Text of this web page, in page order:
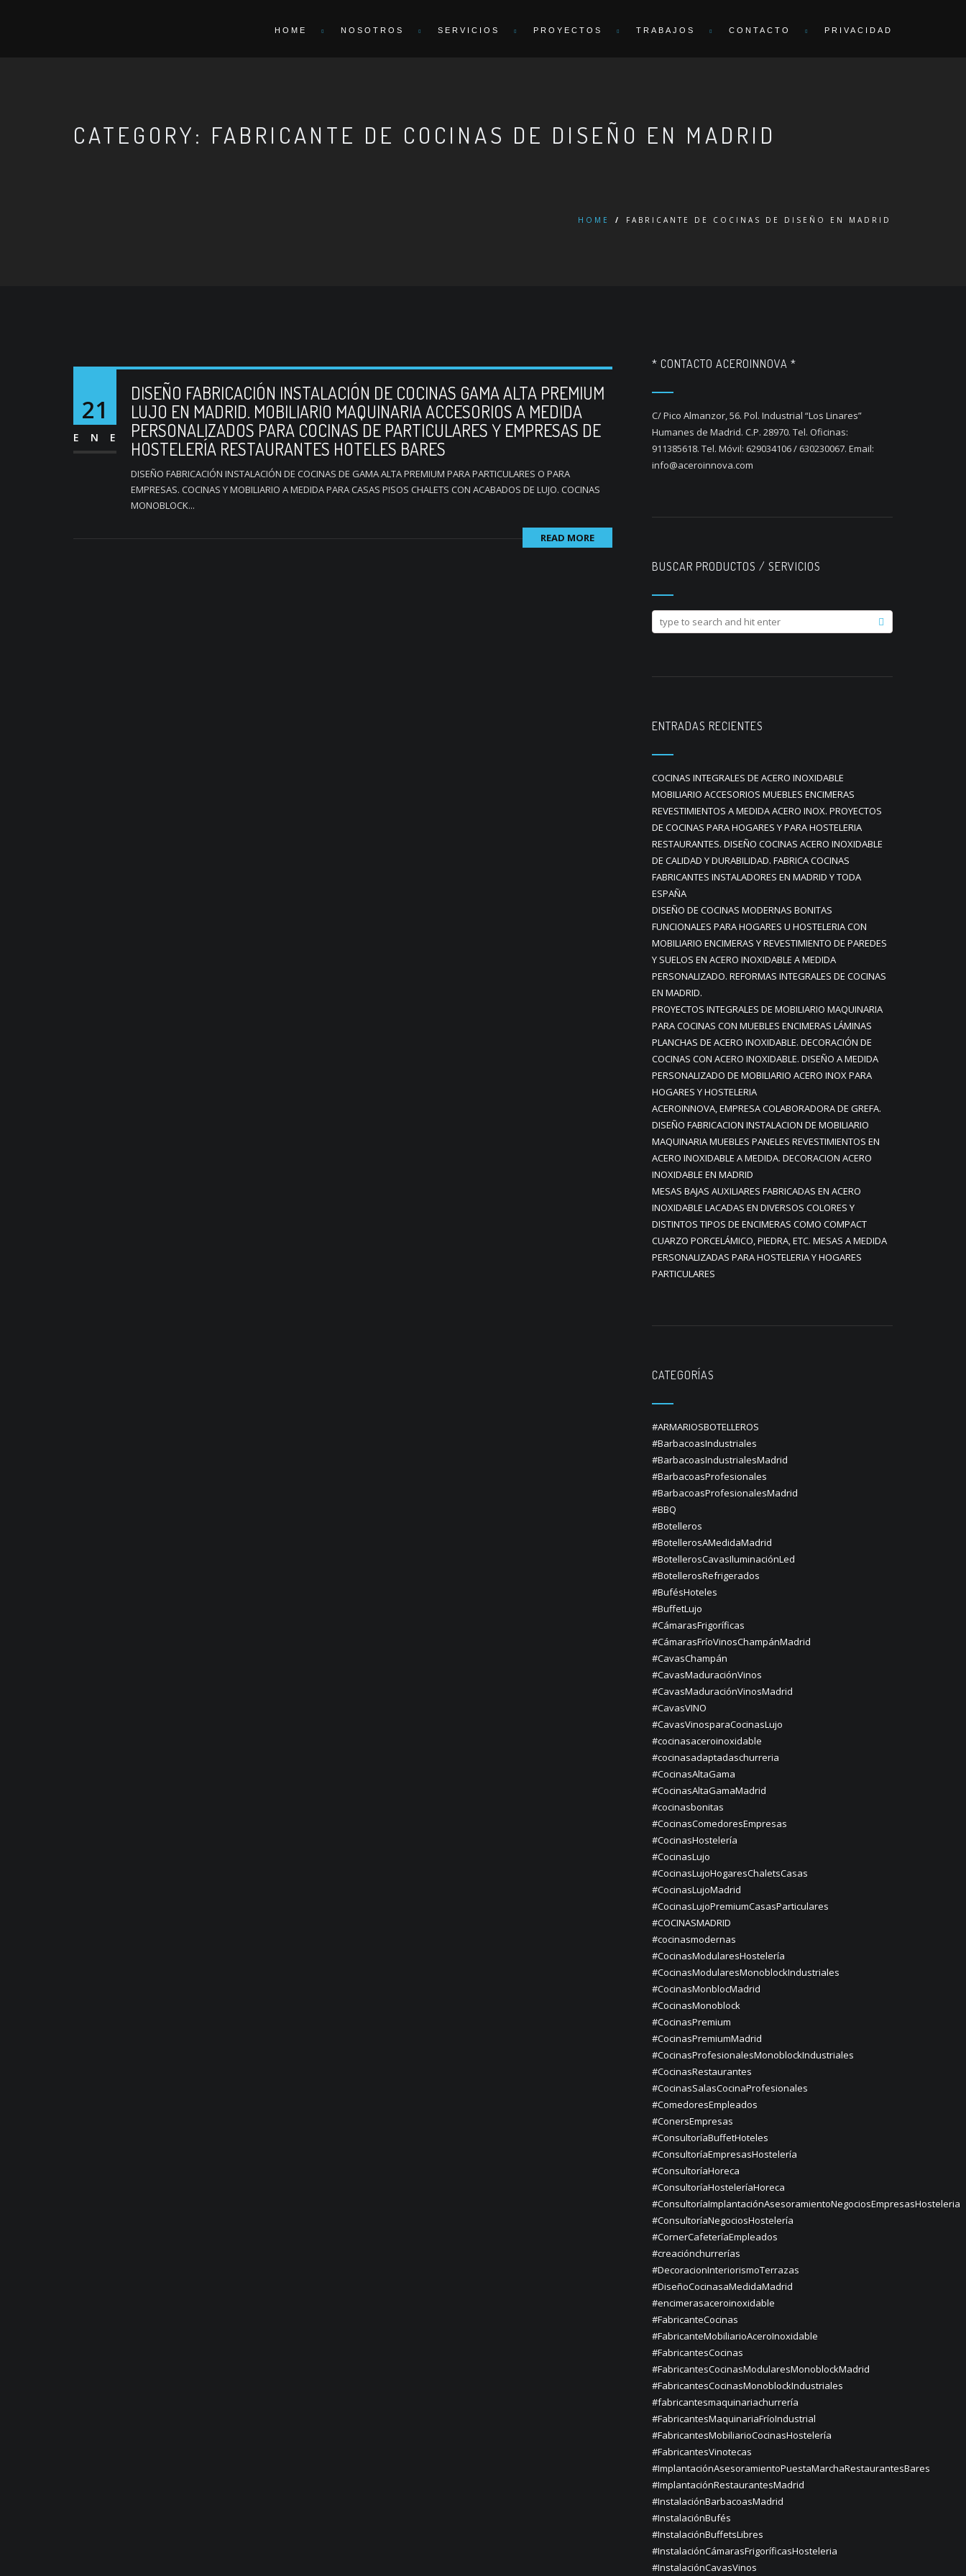
HOME NOSOTROS SERVICIOS PROYECTOS TRABAJOS CONTACTO PRIVACIDAD
CATEGORY: FABRICANTE DE COCINAS DE DISEÑO EN MADRID
HOME / FABRICANTE DE COCINAS DE DISEÑO EN MADRID
21
ENE
DISEÑO FABRICACIÓN INSTALACIÓN DE COCINAS GAMA ALTA PREMIUM
LUJO EN MADRID. MOBILIARIO MAQUINARIA ACCESORIOS A MEDIDA
PERSONALIZADOS PARA COCINAS DE PARTICULARES Y EMPRESAS DE
HOSTELERÍA RESTAURANTES HOTELES BARES
DISEÑO FABRICACIÓN INSTALACIÓN DE COCINAS DE GAMA ALTA PREMIUM PARA PARTICULARES O PARA
EMPRESAS. COCINAS Y MOBILIARIO A MEDIDA PARA CASAS PISOS CHALETS CON ACABADOS DE LUJO. COCINAS
MONOBLOCK...
READ MORE
* CONTACTO ACEROINNOVA *
C/ Pico Almanzor, 56. Pol. Industrial “Los Linares”
Humanes de Madrid. C.P. 28970. Tel. Oficinas:
911385618. Tel. Móvil: 629034106 / 630230067. Email:
info@aceroinnova.com
BUSCAR PRODUCTOS / SERVICIOS
ENTRADAS RECIENTES
COCINAS INTEGRALES DE ACERO INOXIDABLE
MOBILIARIO ACCESORIOS MUEBLES ENCIMERAS
REVESTIMIENTOS A MEDIDA ACERO INOX. PROYECTOS
DE COCINAS PARA HOGARES Y PARA HOSTELERIA
RESTAURANTES. DISEÑO COCINAS ACERO INOXIDABLE
DE CALIDAD Y DURABILIDAD. FABRICA COCINAS
FABRICANTES INSTALADORES EN MADRID Y TODA
ESPAÑA
DISEÑO DE COCINAS MODERNAS BONITAS
FUNCIONALES PARA HOGARES U HOSTELERIA CON
MOBILIARIO ENCIMERAS Y REVESTIMIENTO DE PAREDES
Y SUELOS EN ACERO INOXIDABLE A MEDIDA
PERSONALIZADO. REFORMAS INTEGRALES DE COCINAS
EN MADRID.
PROYECTOS INTEGRALES DE MOBILIARIO MAQUINARIA
PARA COCINAS CON MUEBLES ENCIMERAS LÁMINAS
PLANCHAS DE ACERO INOXIDABLE. DECORACIÓN DE
COCINAS CON ACERO INOXIDABLE. DISEÑO A MEDIDA
PERSONALIZADO DE MOBILIARIO ACERO INOX PARA
HOGARES Y HOSTELERIA
ACEROINNOVA, EMPRESA COLABORADORA DE GREFA.
DISEÑO FABRICACION INSTALACION DE MOBILIARIO
MAQUINARIA MUEBLES PANELES REVESTIMIENTOS EN
ACERO INOXIDABLE A MEDIDA. DECORACION ACERO
INOXIDABLE EN MADRID
MESAS BAJAS AUXILIARES FABRICADAS EN ACERO
INOXIDABLE LACADAS EN DIVERSOS COLORES Y
DISTINTOS TIPOS DE ENCIMERAS COMO COMPACT
CUARZO PORCELÁMICO, PIEDRA, ETC. MESAS A MEDIDA
PERSONALIZADAS PARA HOSTELERIA Y HOGARES
PARTICULARES
CATEGORÍAS
#ARMARIOSBOTELLEROS
#BarbacoasIndustriales
#BarbacoasIndustrialesMadrid
#BarbacoasProfesionales
#BarbacoasProfesionalesMadrid
#BBQ
#Botelleros
#BotellerosAMedidaMadrid
#BotellerosCavasIluminaciónLed
#BotellerosRefrigerados
#BufésHoteles
#BuffetLujo
#CámarasFrigoríficas
#CámarasFríoVinosChampánMadrid
#CavasChampán
#CavasMaduraciónVinos
#CavasMaduraciónVinosMadrid
#CavasVINO
#CavasVinosparaCocinasLujo
#cocinasaceroinoxidable
#cocinasadaptadaschurreria
#CocinasAltaGama
#CocinasAltaGamaMadrid
#cocinasbonitas
#CocinasComedoresEmpresas
#CocinasHostelería
#CocinasLujo
#CocinasLujoHogaresChaletsCasas
#CocinasLujoMadrid
#CocinasLujoPremiumCasasParticulares
#COCINASMADRID
#cocinasmodernas
#CocinasModularesHostelería
#CocinasModularesMonoblockIndustriales
#CocinasMonblocMadrid
#CocinasMonoblock
#CocinasPremium
#CocinasPremiumMadrid
#CocinasProfesionalesMonoblockIndustriales
#CocinasRestaurantes
#CocinasSalasCocinaProfesionales
#ComedoresEmpleados
#ConersEmpresas
#ConsultoríaBuffetHoteles
#ConsultoríaEmpresasHostelería
#ConsultoríaHoreca
#ConsultoríaHosteleríaHoreca
#ConsultoríaImplantaciónAsesoramientoNegociosEmpresasHosteleria
#ConsultoríaNegociosHostelería
#CornerCafeteríaEmpleados
#creaciónchurrerías
#DecoracionInteriorismoTerrazas
#DiseñoCocinasaMedidaMadrid
#encimerasaceroinoxidable
#FabricanteCocinas
#FabricanteMobiliarioAceroInoxidable
#FabricantesCocinas
#FabricantesCocinasModularesMonoblockMadrid
#FabricantesCocinasMonoblockIndustriales
#fabricantesmaquinariachurrería
#FabricantesMaquinariaFríoIndustrial
#FabricantesMobiliarioCocinasHostelería
#FabricantesVinotecas
#ImplantaciónAsesoramientoPuestaMarchaRestaurantesBares
#ImplantaciónRestaurantesMadrid
#InstalaciónBarbacoasMadrid
#InstalaciónBufés
#InstalaciónBuffetsLibres
#InstalaciónCámarasFrigoríficasHosteleria
#InstalaciónCavasVinos